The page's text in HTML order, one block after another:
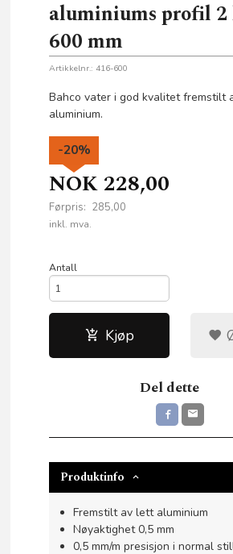
aluminiums profil
600 mm
Artikkelnr.: 416-600
Bahco vater i god kvalitet fremstilt
aluminium.
NOK 228,00
Førpris: 285,00
Rabatt
-20%
inkl. mva.
Antall
Kjøp
Del dette
Produktinfo
Fremstilt av lett aluminium
Nøyaktighet 0,5 mm
0,5 mm/m presisjon i normal